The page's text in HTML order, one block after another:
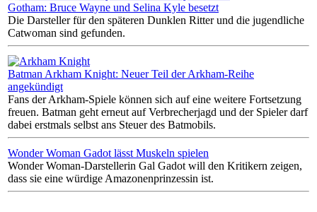
Gotham: Bruce Wayne und Selina Kyle besetzt
Die Darsteller für den späteren Dunklen Ritter und die jugendliche
Catwoman sind gefunden.
Batman Arkham Knight: Neuer Teil der Arkham-Reihe
angekündigt
Fans der Arkham-Spiele können sich auf eine weitere Fortsetzung
freuen. Batman geht erneut auf Verbrecherjagd und der Spieler darf
dabei erstmals selbst ans Steuer des Batmobils.
Wonder Woman Gadot lässt Muskeln spielen
Wonder Woman-Darstellerin Gal Gadot will den Kritikern zeigen,
dass sie eine würdige Amazonenprinzessin ist.